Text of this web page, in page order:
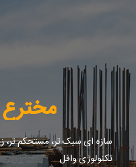
سازه ای سبک تر، مستحکم تر،
تکنولوژی وافل